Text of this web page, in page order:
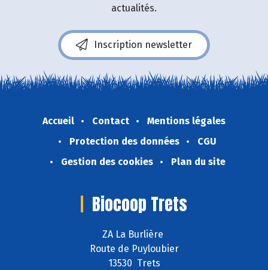
actualités.
Inscription newsletter
Accueil Contact
Mentions légales
Protection des données
CGU
Gestion des cookies
Plan du site
Biocoop Trets
ZA La Burlière
Route de Puyloubier
13530 Trets